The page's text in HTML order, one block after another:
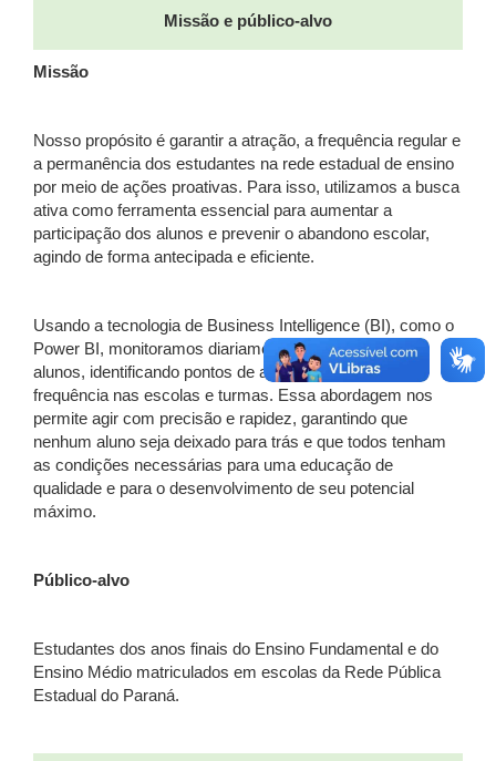
Missão e público-alvo
Missão
Nosso propósito é garantir a atração, a frequência regular e
a permanência dos estudantes na rede estadual de ensino
por meio de ações proativas. Para isso, utilizamos a busca
ativa como ferramenta essencial para aumentar a
participação dos alunos e prevenir o abandono escolar,
agindo de forma antecipada e eficiente.
Usando a tecnologia de Business Intelligence (BI), como o
Power BI, monitoramos diariamente a presença dos
alunos, identificando pontos de atenção em relação à
frequência nas escolas e turmas. Essa abordagem nos
permite agir com precisão e rapidez, garantindo que
nenhum aluno seja deixado para trás e que todos tenham
as condições necessárias para uma educação de
qualidade e para o desenvolvimento de seu potencial
máximo.
Público-alvo
Estudantes dos anos finais do Ensino Fundamental e do
Ensino Médio matriculados em escolas da Rede Pública
Estadual do Paraná.